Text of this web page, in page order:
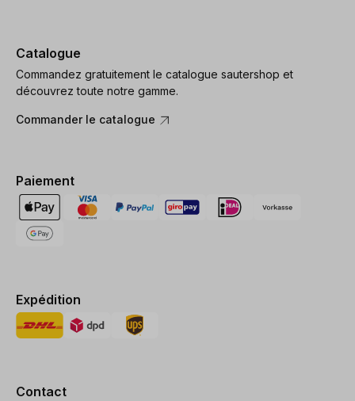
Catalogue
Commandez gratuitement le catalogue sautershop et
découvrez toute notre gamme.
Commander le catalogue
Paiement
Expédition
Contact